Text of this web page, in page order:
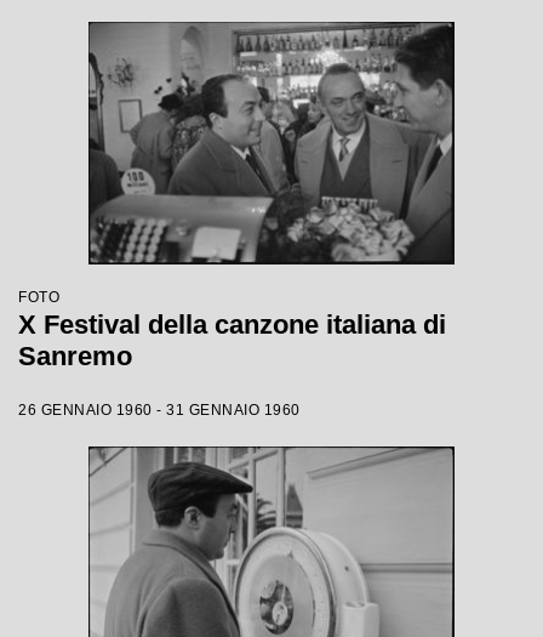
FOTO
X Festival della canzone italiana di
Sanremo
26 GENNAIO 1960 - 31 GENNAIO 1960